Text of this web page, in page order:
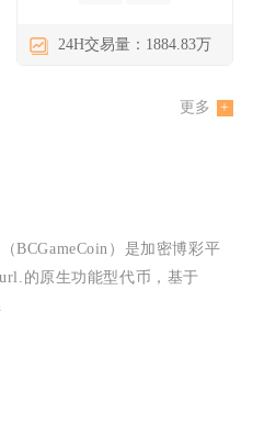
24H交易量：1884.83万
更多
BCGameCoin）是加密博彩平
的原生功能型代币，基于